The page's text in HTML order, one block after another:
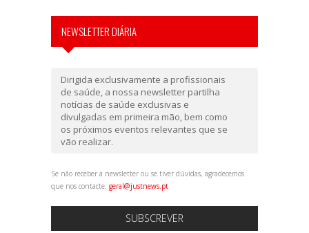
NEWSLETTER DIÁRIA
Dirigida exclusivamente a profissionais
de saúde, a nossa newsletter partilha
notícias de saúde exclusivas e
divulgadas em primeira mão, bem como
os próximos eventos relevantes que se
vão realizar.
Se não receber a newsletter ou se tiver dúvidas, agradecemos
que nos contacte: geral@justnews.pt
SUBSCREVER